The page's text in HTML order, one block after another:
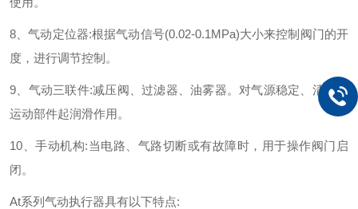
8、气动定位器:根据气动信号(0.02-0.1MPa)大小来控制阀门的开
度，进行调节控制。
9、气动三联件:减压阀、过滤器、油雾器。对气源稳定、清洁及
运动部件起润滑作用。
10、手动机构:当电路、气路切断或有故障时，用于操作阀门启
闭。
At系列气动执行器具有以下特点: